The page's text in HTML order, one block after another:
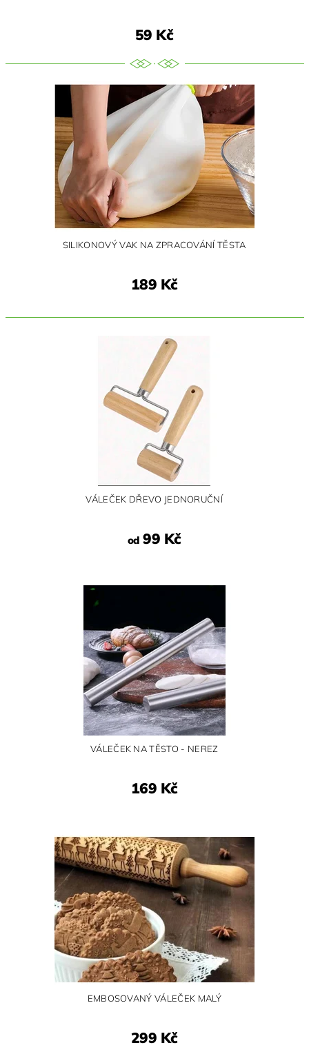
59 Kč
SILIKONOVÝ VAK NA ZPRACOVÁNÍ TĚSTA
189 Kč
VÁLEČEK DŘEVO JEDNORUČNÍ
od99 Kč
VÁLEČEK NA TĚSTO - NEREZ
169 Kč
EMBOSOVANÝ VÁLEČEK MALÝ
299 Kč